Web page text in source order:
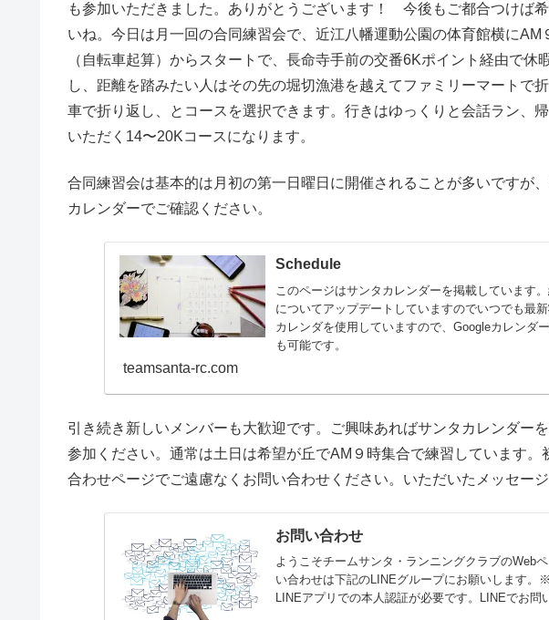
も参加いただきました。ありがとうございます！ 今後もご都合つけば
いね。今日は月一回の合同練習会で、近江八幡運動公園の体育館横にAM
（自転車起算）からスタートで、長命寺手前の交番6Kポイント経由で休
し、距離を踏みたい人はその先の堀切漁港を越えてファミリーマートで
車で折り返し、とコースを選択できます。行きはゆっくりと会話ラン、
いただく14〜20Kコースになります。
合同練習会は基本的は月初の第一日曜日に開催されることが多いですが
カレンダーでご確認ください。
Schedule
このページはサンタカレンダーを掲載しています
についてアップデートしていますのでいつでも最
カレンダを使用していますので、Googleカレンダ
も可能です。
teamsanta-rc.com
引き続き新しいメンバーも大歓迎です。ご興味あればサンタカレンダー
参加ください。通常は土日は希望が丘でAM９時集合で練習しています
合わせページでご遠慮なくお問い合わせください。いただいたメッセー
お問い合わせ
ようこそチームサンタ・ランニングクラブのWeb
い合わせは下記のLINEグループにお願いします。
LINEアプリでの本人認証が必要です。LINEでお問